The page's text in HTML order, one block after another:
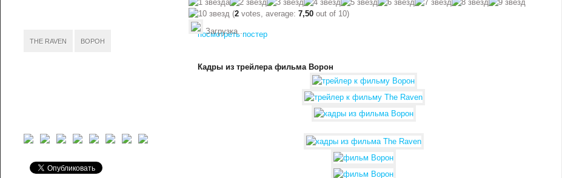
THE RAVEN ВОРОН
(2 votes, average:7,50 out of 10)
Загрузка...
посмотреть постер
Кадры из трейлера фильма Ворон